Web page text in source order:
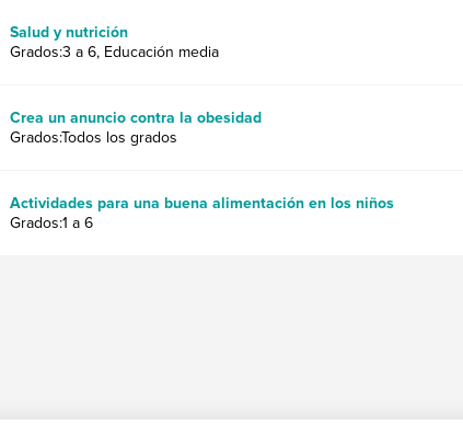
Salud y nutrición
Grados:3 a 6, Educación media
Crea un anuncio contra la obesidad
Grados:Todos los grados
Actividades para una buena alimentación en los niños
Grados:1 a 6